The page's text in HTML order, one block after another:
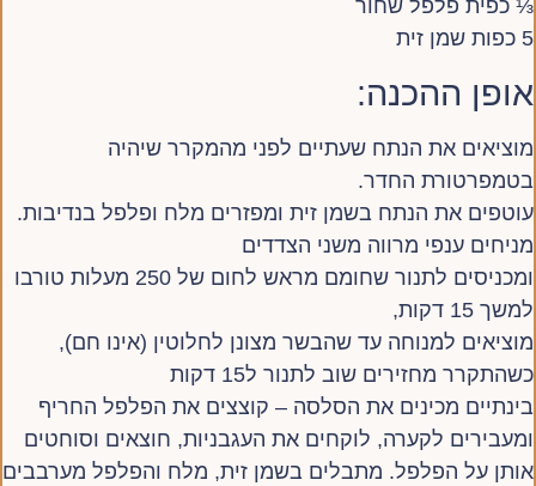
⅓ כפית פלפל שחור
5 כפות שמן זית
אופן ההכנה:
מוציאים את הנתח שעתיים לפני מהמקרר שיהיה
בטמפרטורת החדר.
עוטפים את הנתח בשמן זית ומפזרים מלח ופלפל בנדיבות.
מניחים ענפי מרווה משני הצדדים
ומכניסים לתנור שחומם מראש לחום של 250 מעלות טורבו
למשך 15 דקות,
מוציאים למנוחה עד שהבשר מצונן לחלוטין (אינו חם),
כשהתקרר מחזירים שוב לתנור ל15 דקות
בינתיים מכינים את הסלסה – קוצצים את הפלפל החריף
ומעבירים לקערה, לוקחים את העגבניות, חוצאים וסוחטים
אותן על הפלפל. מתבלים בשמן זית, מלח והפלפל מערבבים